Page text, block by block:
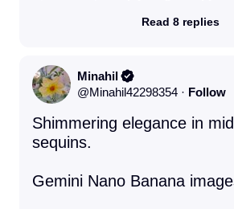
Read 8 replies
Minahil
@Minahil42298354 · Follow
Shimmering elegance in
sequins.
Gemini Nano Banana